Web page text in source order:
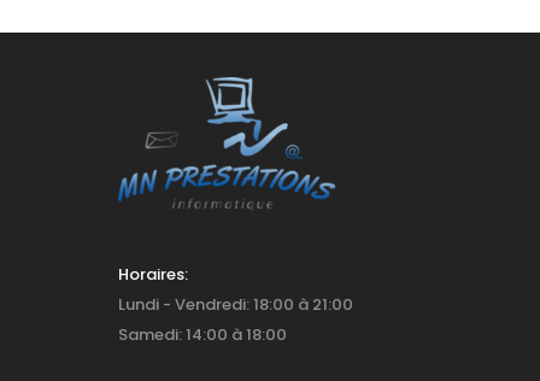
Horaires:
Lundi - Vendredi: 18:00 à 21:00
Samedi: 14:00 à 18:00